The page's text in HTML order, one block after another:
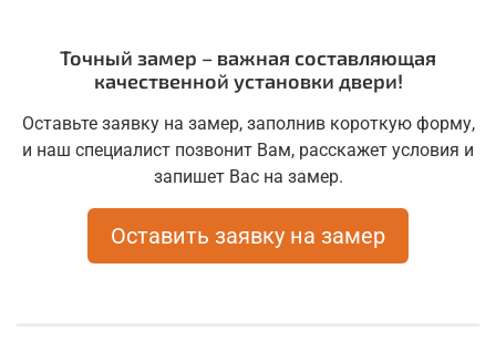
Точный замер – важная составляющая
качественной установки двери!
Оставьте заявку на замер, заполнив короткую форму,
и наш специалист позвонит Вам, расскажет условия и
запишет Вас на замер.
Оставить заявку на замер